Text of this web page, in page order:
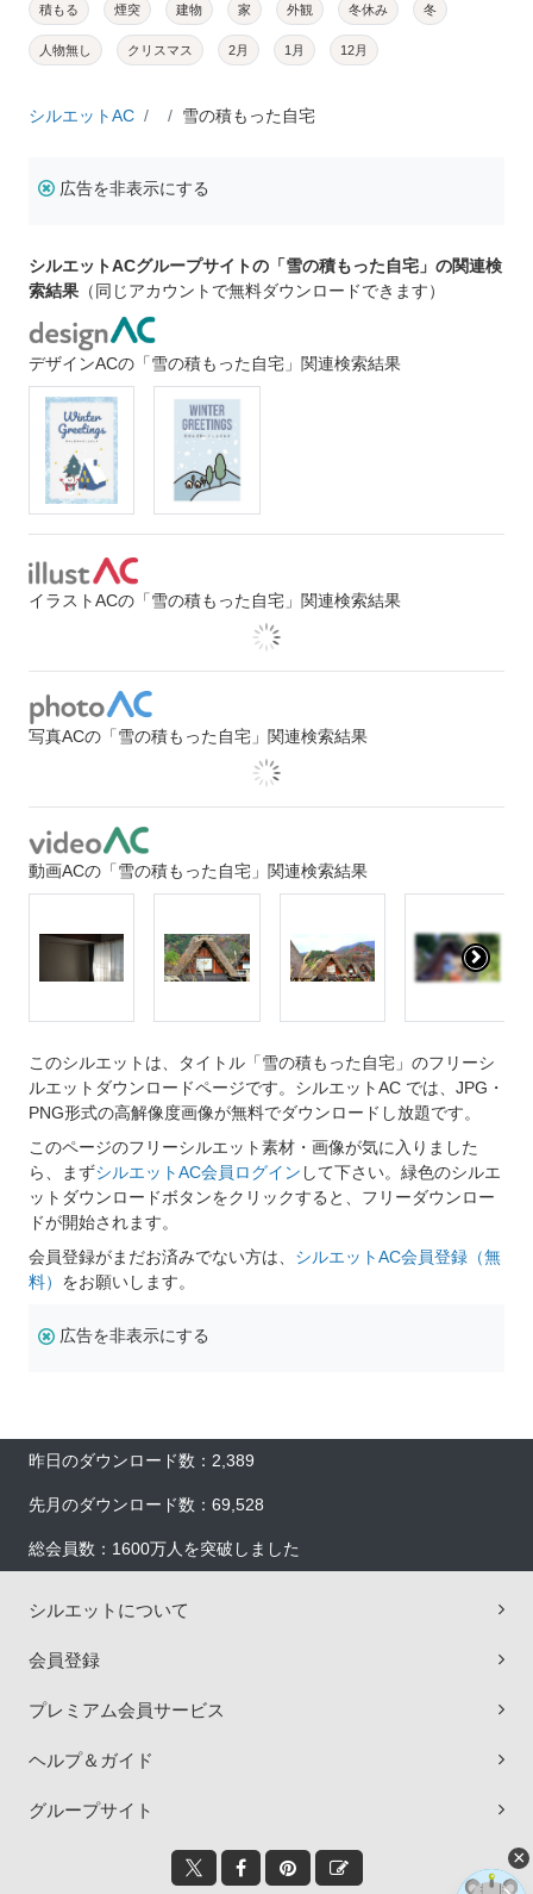
積もる 煙突 建物 家 外観 冬休み 冬
人物無し クリスマス 2月 1月 12月
シルエットAC 雪の積もった自宅
広告を非表示にする
シルエットACグループサイトの「雪の積もった自宅」の関連検
索結果 （同じアカウントで無料ダウンロードできます）
デザインACの「雪の積もった自宅」関連検索結果
イラストACの「雪の積もった自宅」関連検索結果
写真ACの「雪の積もった自宅」関連検索結果
動画ACの「雪の積もった自宅」関連検索結果
このシルエットは、タイトル「雪の積もった自宅」のフリーシ
ルエットダウンロードページです。シルエットAC では、JPG・
PNG形式の高解像度画像が無料でダウンロードし放題です。
このページのフリーシルエット素材・画像が気に入りました
ら、まずシルエットAC会員ログイン して下さい。緑色のシルエ
ットダウンロードボタンをクリックすると、フリーダウンロー
ドが開始されます。
会員登録がまだお済みでない方は、 シルエットAC会員登録（無
料） をお願いします。
広告を非表示にする
昨日のダウンロード数：2,389
先月のダウンロード数：69,528
総会員数：1600万人を突破しました
シルエットについて
会員登録
プレミアム会員サービス
ヘルプ＆ガイド
グループサイト
×